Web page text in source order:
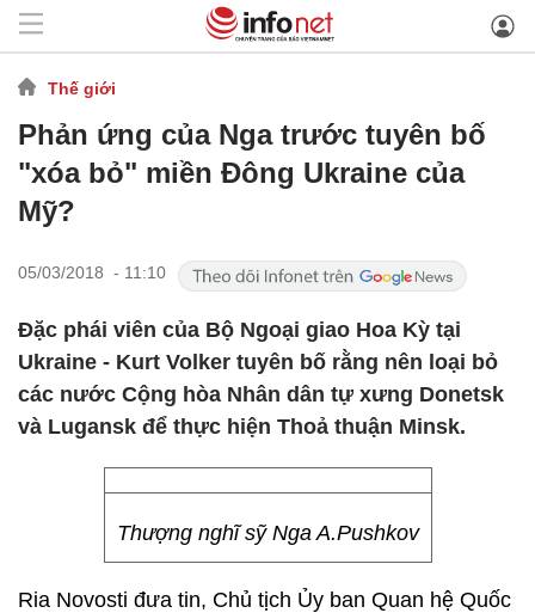
Thế giới
Phản ứng của Nga trước tuyên bố
"xóa bỏ" miền Đông Ukraine của
Mỹ?
05/03/2018 - 11:10
Đặc phái viên của Bộ Ngoại giao Hoa Kỳ tại
Ukraine - Kurt Volker tuyên bố rằng nên loại bỏ
các nước Cộng hòa Nhân dân tự xưng Donetsk
và Lugansk để thực hiện Thoả thuận Minsk.
Thượng nghĩ sỹ Nga A.Pushkov
Ria Novosti đưa tin, Chủ tịch Ủy ban Quan hệ Quốc